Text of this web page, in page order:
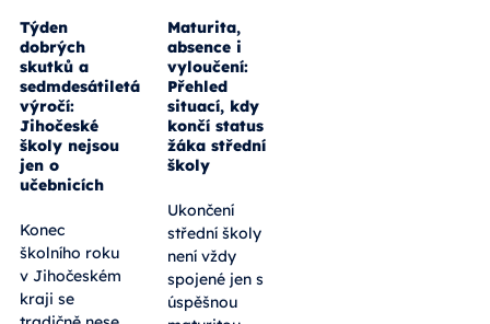
Týden
dobrých
skutků a
sedmdesátiletá
výročí:
Jihočeské
školy nejsou
jen o
učebnicích
Konec
školního roku
v Jihočeském
kraji se
Maturita,
absence i
vyloučení:
Přehled
situací, kdy
končí status
žáka střední
školy
Ukončení
střední školy
není vždy
spojené jen s
úspěšnou